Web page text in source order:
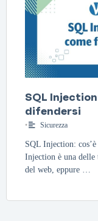
SQL
difendersi
• Sicurezza
SQL Injection:
Injection è una delle
del web, eppure …